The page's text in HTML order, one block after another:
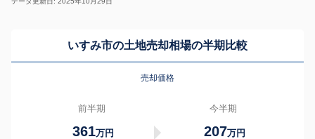
いすみ市の土地売却相場の半期比較
売却価格
前半期
361万円
今半期
207万円